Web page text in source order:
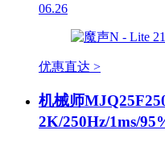
06.26
优惠直达 >
机械师
2K/250Hz/1ms/